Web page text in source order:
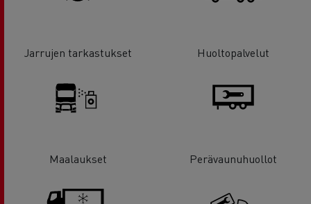
Jarrujen tarkastukset Huoltopalvelut
Maalaukset Perävaunuhuollot